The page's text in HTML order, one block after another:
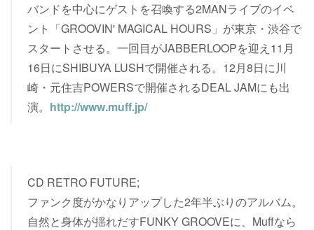
バンドを中心にゲストを召喚する2MANライブのイベ
ント「GROOVIN' MAGICAL HOURS」が東京・渋谷で
スタートさせる。一回目がJABBERLOOPを迎え11月
16日にSHIBUYA LUSHで開催される。12月8日に川
崎・元住吉POWERSで開催されるDEAL JAMにも出
演。 http://www.muff.jp/
CD RETRO FUTURE;
ファンク度がかなりアップした2年半ぶりのアルバム。
自然と身体が揺れだすFUNKY GROOVEに、Muffなら